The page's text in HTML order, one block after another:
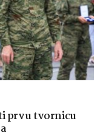
prvu tvornicu